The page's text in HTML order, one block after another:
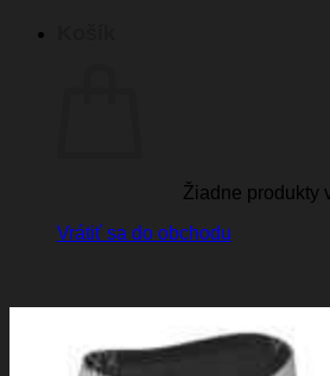
Žiadne produkty
Vrátiť sa do obchodu